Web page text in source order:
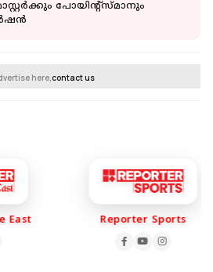
പോയിന്റ്‌സ്മാനും
here,contact us
East Reporter Sports